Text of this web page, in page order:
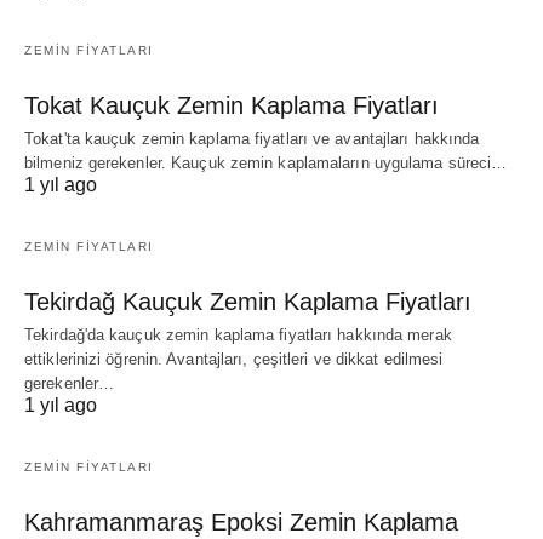
ZEMIN FIYATLARI
Tokat Kauçuk Zemin Kaplama Fiyatları
Tokat'ta kauçuk zemin kaplama fiyatları ve avantajları hakkında
bilmeniz gerekenler. Kauçuk zemin kaplamaların uygulama süreci…
1 yıl ago
ZEMIN FIYATLARI
Tekirdağ Kauçuk Zemin Kaplama Fiyatları
Tekirdağ'da kauçuk zemin kaplama fiyatları hakkında merak
ettiklerinizi öğrenin. Avantajları, çeşitleri ve dikkat edilmesi
gerekenler…
1 yıl ago
ZEMIN FIYATLARI
Kahramanmaraş Epoksi Zemin Kaplama